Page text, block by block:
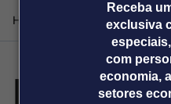
Receba
exclusiva
com
economia,
setores
Home Produtos e soluções
Plataformas
Noivas